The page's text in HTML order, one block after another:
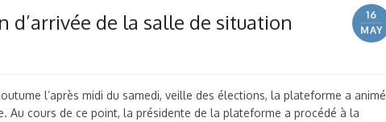
d’arrivée de la salle de situation
16
MAY
l’après midi du samedi, veille des élections, la plateforme a animé
Au cours de ce point, la présidente de la plateforme a procédé à la